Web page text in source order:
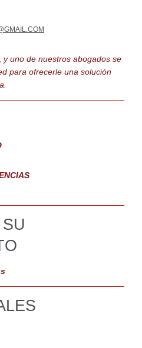
y uno de nuestros abogados se
para ofrecerle una solución